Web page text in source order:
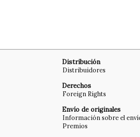
Distribución
Distribuidores
Derechos
Foreign Rights
Envío de originales
Información sobre el
Premios